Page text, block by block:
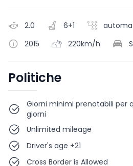
2.0 6+1
2015
220km/h
Politiche
Giorni minimi prenotabili per
giorni
Unlimited mileage
Driver's age +21
Cross Border is Allowed